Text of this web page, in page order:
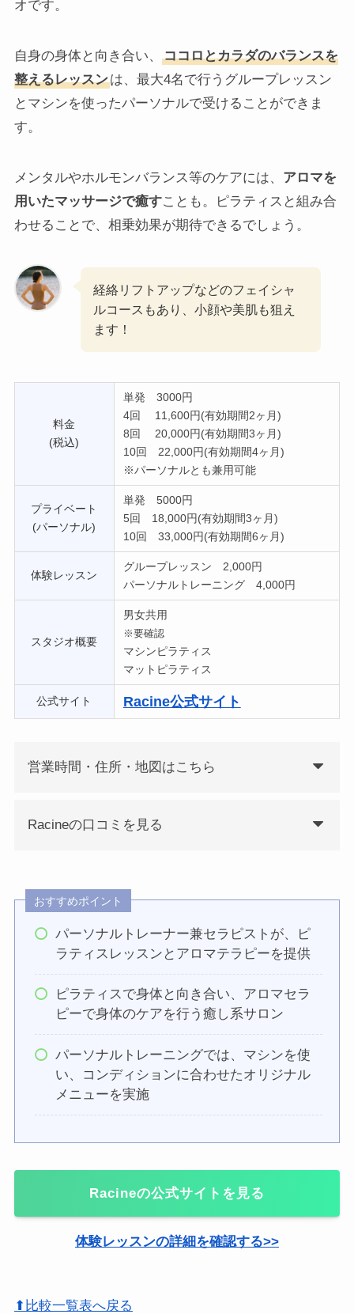
オです。
自身の身体と向き合い、
ココロとカラダのバランスを
整えるレッスンは、最大4名で行うグループレッスン
とマシンを使ったパーソナルで受けることができま
す。
メンタルやホルモンバランス等のケアには、 アロマを
用いたマッサージで癒すことも。ピラティスと組み合
わせることで、相乗効果が期待できるでしょう。
経絡リフトアップなどのフェイシャ
ルコースもあり、小顔や美肌も狙え
ます！
料金
(税込)
単発 3000円
4回 11,600円(有効期間2ヶ月)
8回 20,000円(有効期間3ヶ月)
10回 22,000円(有効期間4ヶ月)
※パーソナルとも兼用可能
プライベート
(パーソナル)
単発 5000円
5回 18,000円(有効期間3ヶ月)
10回 33,000円(有効期間6ヶ月)
体験レッスン
グループレッスン 2,000円
パーソナルトレーニング 4,000円
スタジオ概要
男女共用
※要確認
マシンピラティス
マットピラティス
公式サイト Racine公式サイト
営業時間・住所・地図はこちら
Racineの口コミを見る
おすすめポイント
パーソナルトレーナー兼セラピストが、ピ
ラティスレッスンとアロマテラピーを提供
ピラティスで身体と向き合い、アロマセラ
ピーで身体のケアを行う癒し系サロン
パーソナルトレーニングでは、マシンを使
い、コンディションに合わせたオリジナル
メニューを実施
Racineの公式サイトを見る
体験レッスンの詳細を確認する>>
⬆比較一覧表へ戻る